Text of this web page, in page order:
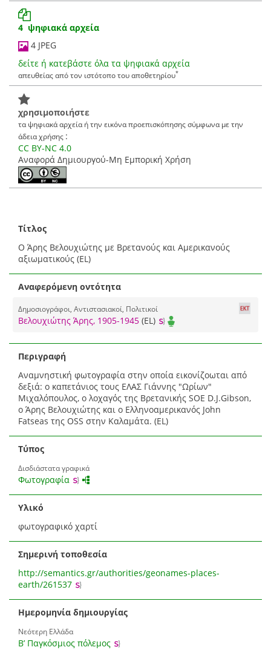
4 ψηφιακά αρχεία
4 JPEG
δείτε ή κατεβάστε όλα τα ψηφιακά αρχεία
απευθείας από τον ιστότοπο του αποθετηρίου*
χρησιμοποιήστε
τα ψηφιακά αρχεία ή την εικόνα προεπισκόπησης σύμφωνα με την
άδεια χρήσης :
CC BY-NC 4.0
Αναφορά Δημιουργού-Μη Εμπορική Χρήση
Τίτλος
Ο Άρης Βελουχιώτης με Βρετανούς και Αμερικανούς
αξιωματικούς (EL)
Αναφερόμενη οντότητα
Δημοσιογράφοι, Αντιστασιακοί, Πολιτικοί
Βελουχιώτης Άρης, 1905-1945 (EL)
Περιγραφή
Αναμνηστική φωτογραφία στην οποία εικονίζοωται από
δεξιά: ο καπετάνιος τους ΕΛΑΣ Γιάννης "Ωρίων"
Μιχαλόπουλος, ο λοχαγός της Βρετανικής SOE D.J.Gibson,
ο Άρης Βελουχιώτης και ο Ελληνοαμερικανός John
Fatseas της OSS στην Καλαμάτα. (EL)
Τύπος
Δισδιάστατα γραφικά
Φωτογραφία
Υλικό
φωτογραφικό χαρτί
Σημερινή τοποθεσία
http://semantics.gr/authorities/geonames-places-
earth/261537
Ημερομηνία δημιουργίας
Νεότερη Ελλάδα
Β’ Παγκόσμιος πόλεμος